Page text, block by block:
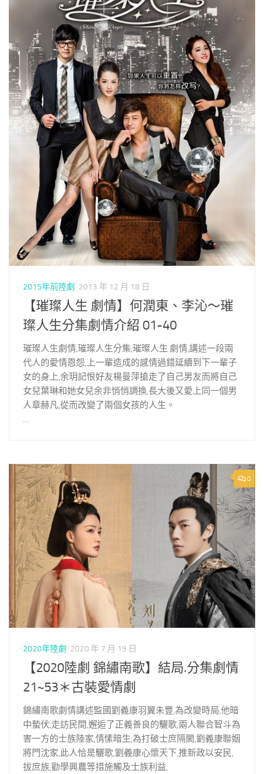
2015年前陸劇 2013 年 12 月 18 日
【璀璨人生 劇情】何潤東、李沁～璀
璨人生分集劇情介紹 01-40
璀璨人生劇情,璀璨人生分集,璀璨人生 劇情,講述一段兩
代人的愛情恩怨,上一輩造成的感情過錯延續到下一輩子
女的身上,余玥記恨好友楊曼萍搶走了自己男友而將自己
女兒葉琳和她女兒余非悄悄調換,長大後又愛上同一個男
人章赫凡,從而改變了兩個女孩的人生。
…
0
2020年陸劇 2020 年 7 月 19 日
【2020陸劇 錦繡南歌】結局.分集劇情
21~53＊古裝愛情劇
錦繡南歌劇情講述監國劉義康羽翼未豐,為改變時局,他暗
中蟄伏,走訪民間,邂逅了正義善良的驪歌,兩人聯合智斗為
害一方的士族陸家,情愫暗生,為打破士庶隔閡,劉義康聯姻
將門沈家,此人恰是驪歌,劉義康心懷天下,推新政以安民,
拔庶族,勸學興農等措施觸及士族利益,